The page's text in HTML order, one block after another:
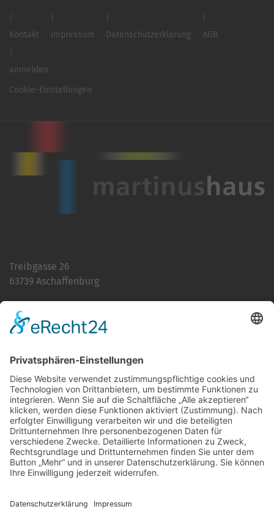
Kontakt Impressum Datenschutzerklärung AGB
anmelden
Cookie-Einstellungen
Treibgasse 26
63739 Aschaffenburg
E-Mailinfo@martinushaus.de
Mo?Fr8.30 ? 12.00 Uhr
Mo?Do13.00 ? 16.00 Uhr